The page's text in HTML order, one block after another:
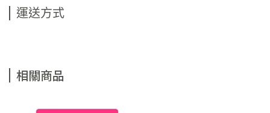
運送方式
相關商品